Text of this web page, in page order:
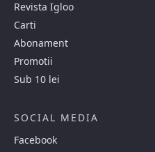
Revista Igloo
Carti
Abonament
Promotii
Sub 10 lei
SOCIAL MEDIA
Facebook